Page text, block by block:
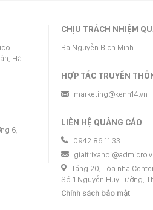
Hà
6,
CHỊU TRÁCH NHIỆM
Bà Nguyễn Bích Minh.
HỢP TÁC TRUYỀN
marketing@kenh14.vn
LIÊN HỆ QUẢNG CÁO
0942 86 11 33
Tầng 20, Tòa nhà
Số 1 Nguyễn Huy Tưởng,
Chính sách bảo mật